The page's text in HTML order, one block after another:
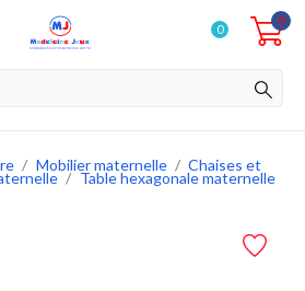
0
0
Mobilier maternelle Chaises et
Table hexagonale maternelle